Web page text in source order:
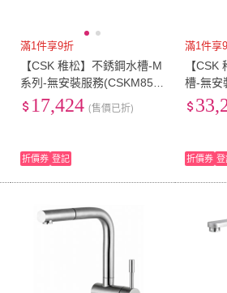
滿1件享9折
【CSK 稚松】不銹鋼水槽-M
系列-無安裝服務(CSKM854
7) 17,424 (售價已折)
折價券 登記
滿1件享
【CSK
槽-無安
折價券 登